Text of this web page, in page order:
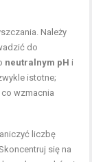
Należy
do
neutralnym pH i
istotne;
wzmacnia
liczbę
się na